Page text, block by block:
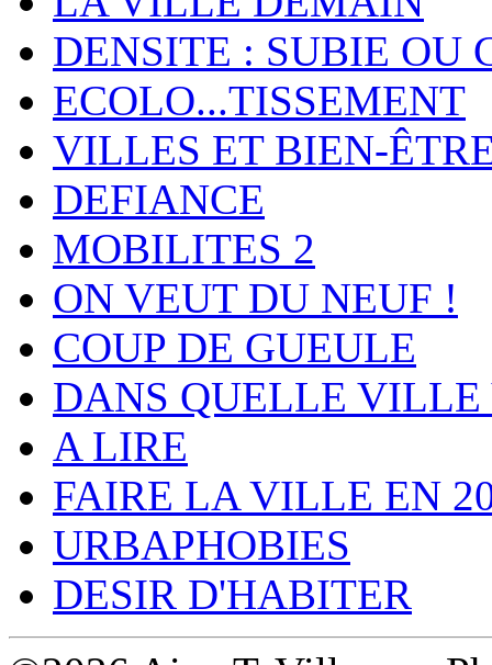
DENSITE : SUBIE OU
ECOLO...TISSEMENT
VILLES ET BIEN-
DEFIANCE
MOBILITES 2
ON VEUT DU NEUF !
COUP DE GUEULE
DANS QUELLE
A LIRE
FAIRE LA VILLE EN
URBAPHOBIES
DESIR D'HABITER